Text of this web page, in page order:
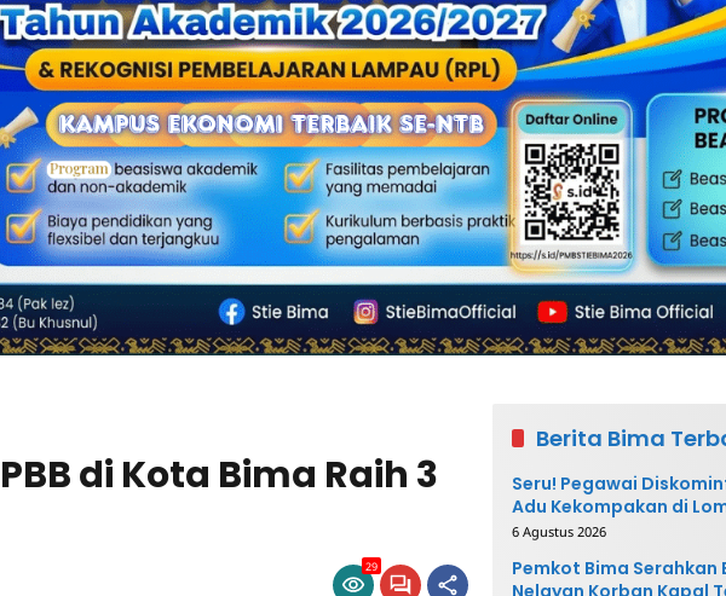
di Kota Bima Raih 3
29
Berita Bima
Seru! Pegawai
Adu Kekompakan di
6 Agustus 2026
Pemkot Bima
Nelayan Korban Kapal